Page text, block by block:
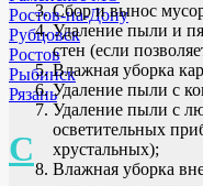
Ростов-на-Дону
Рубцовск
Ростов
Рыбинск
Рязань
С
Сбор и вынос
Удаление пыли и
стен (если
Влажная уборка
Удаление пыли с
Удаление пыли с
осветительных
хрустальных);
Влажная уборка